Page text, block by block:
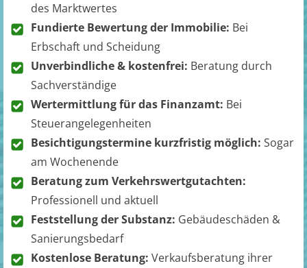
des Marktwertes
Fundierte Bewertung der Immobilie: Bei
Erbschaft und Scheidung
Unverbindliche & kostenfrei: Beratung durch
Sachverständige
Wertermittlung für das Finanzamt: Bei
Steuerangelegenheiten
Besichtigungstermine kurzfristig möglich: Sogar
am Wochenende
Beratung zum Verkehrswertgutachten:
Professionell und aktuell
Feststellung der Substanz: Gebäudeschäden &
Sanierungsbedarf
Kostenlose Beratung: Verkaufsberatung ihrer